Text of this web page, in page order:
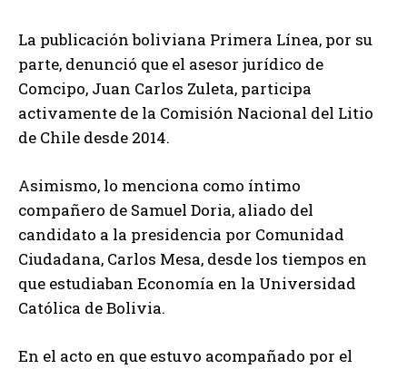
La publicación boliviana Primera Línea, por su
parte, denunció que el asesor jurídico de
Comcipo, Juan Carlos Zuleta, participa
activamente de la Comisión Nacional del Litio
de Chile desde 2014.
Asimismo, lo menciona como íntimo
compañero de Samuel Doria, aliado del
candidato a la presidencia por Comunidad
Ciudadana, Carlos Mesa, desde los tiempos en
que estudiaban Economía en la Universidad
Católica de Bolivia.
En el acto en que estuvo acompañado por el